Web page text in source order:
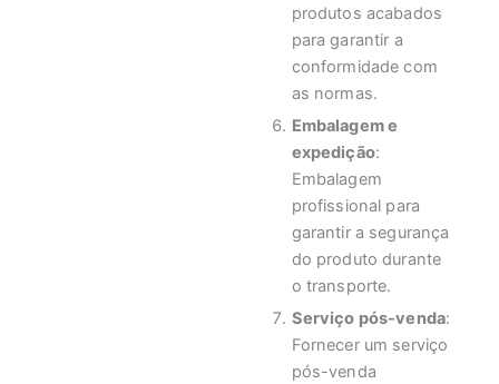
produtos acabados
para garantir a
conformidade com
as normas.
Embalagem e
expedição:
Embalagem
profissional para
garantir a segurança
do produto durante
o transporte.
Serviço pós-venda:
Fornecer um serviço
pós-venda